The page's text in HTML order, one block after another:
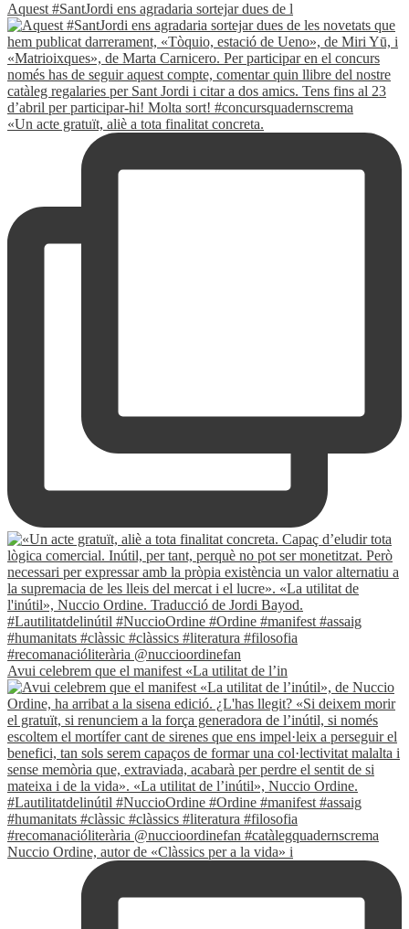
Aquest #SantJordi ens agradaria sortejar dues de l
«Un acte gratuït, aliè a tota finalitat concreta.
Avui celebrem que el manifest «La utilitat de l’in
Nuccio Ordine, autor de «Clàssics per a la vida» i